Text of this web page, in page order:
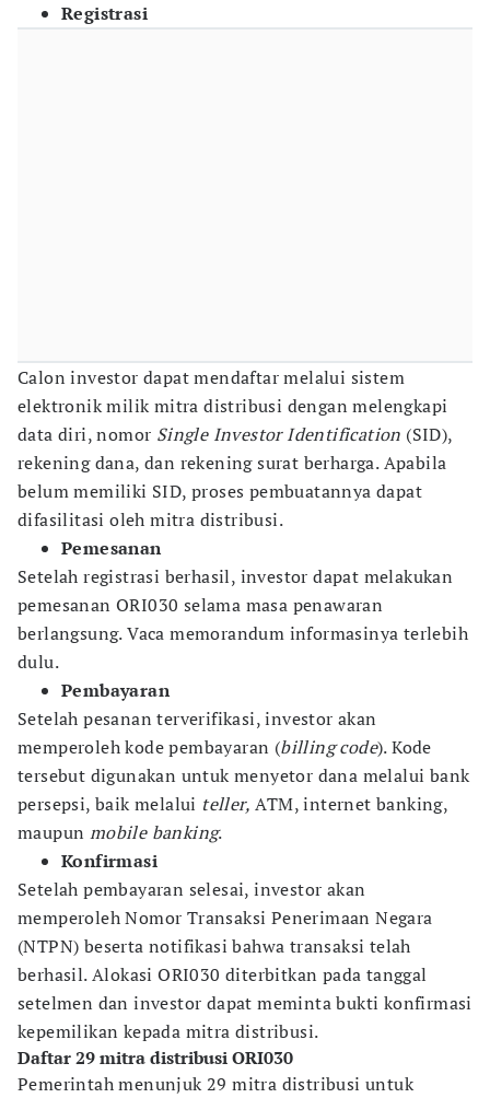
Registrasi
Calon investor dapat mendaftar melalui sistem
elektronik milik mitra distribusi dengan melengkapi
data diri, nomor Single Investor Identification (SID),
rekening dana, dan rekening surat berharga. Apabila
belum memiliki SID, proses pembuatannya dapat
difasilitasi oleh mitra distribusi.
Pemesanan
Setelah registrasi berhasil, investor dapat melakukan
pemesanan ORI030 selama masa penawaran
berlangsung. Vaca memorandum informasinya terlebih
dulu.
Pembayaran
Setelah pesanan terverifikasi, investor akan
memperoleh kode pembayaran (billing code). Kode
tersebut digunakan untuk menyetor dana melalui bank
persepsi, baik melalui teller, ATM, internet banking,
maupun mobile banking.
Konfirmasi
Setelah pembayaran selesai, investor akan
memperoleh Nomor Transaksi Penerimaan Negara
(NTPN) beserta notifikasi bahwa transaksi telah
berhasil. Alokasi ORI030 diterbitkan pada tanggal
setelmen dan investor dapat meminta bukti konfirmasi
kepemilikan kepada mitra distribusi.
Daftar 29 mitra distribusi ORI030
Pemerintah menunjuk 29 mitra distribusi untuk